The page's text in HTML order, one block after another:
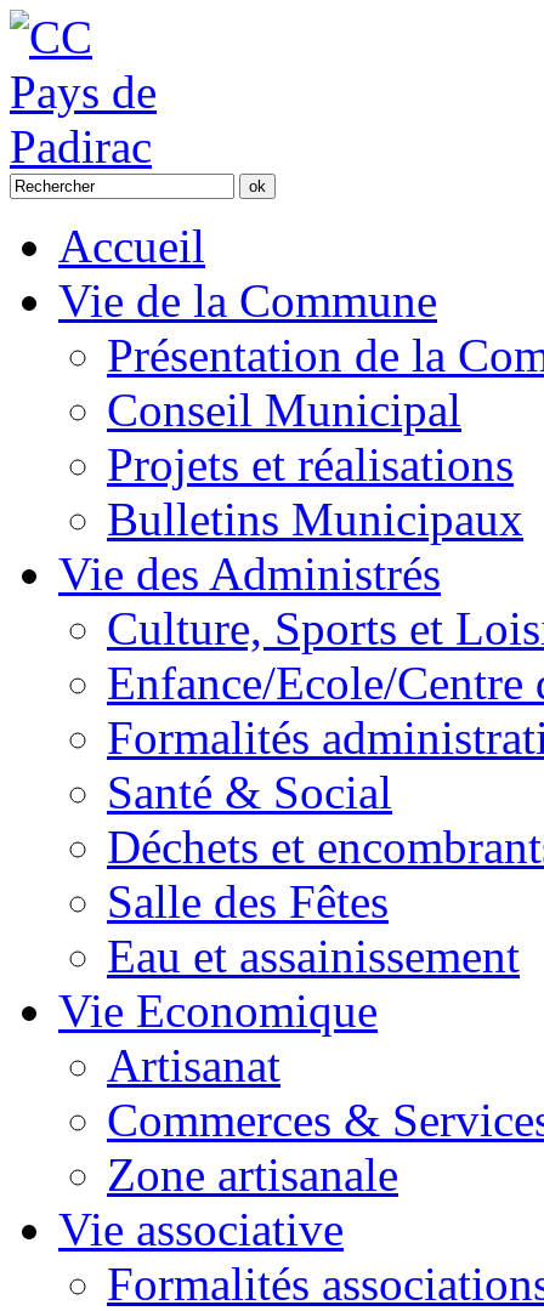
Accueil
Vie de la Commune
Présentation de la
Conseil Municipal
Projets et réalisations
Bulletins Municipaux
Vie des Administrés
Culture, Sports et
Enfance/Ecole/Centre
Formalités
Santé & Social
Déchets et
Salle des Fêtes
Eau et assainissement
Vie Economique
Artisanat
Commerces &
Zone artisanale
Vie associative
Formalités